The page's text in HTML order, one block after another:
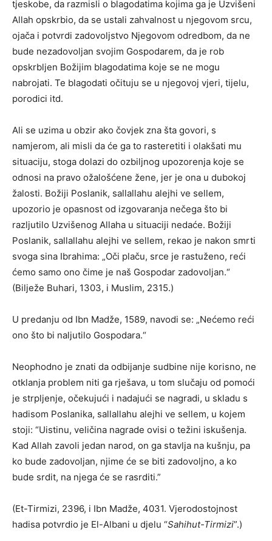
tjeskobe, da razmisli o blagodatima kojima ga je Uzvišeni
Allah opskrbio, da se ustali zahvalnost u njegovom srcu,
ojača i potvrdi zadovoljstvo Njegovom odredbom, da ne
bude nezadovoljan svojim Gospodarem, da je rob
opskrbljen Božijim blagodatima koje se ne mogu
nabrojati. Te blagodati očituju se u njegovoj vjeri, tijelu,
porodici itd.
Ali se uzima u obzir ako čovjek zna šta govori, s
namjerom, ali misli da će ga to rasteretiti i olakšati mu
situaciju, stoga dolazi do ozbiljnog upozorenja koje se
odnosi na pravo ožalošćene žene, jer je ona u dubokoj
žalosti. Božiji Poslanik, sallallahu alejhi ve sellem,
upozorio je opasnost od izgovaranja nečega što bi
razljutilo Uzvišenog Allaha u situaciji nedaće. Božiji
Poslanik, sallallahu alejhi ve sellem, rekao je nakon smrti
svoga sina Ibrahima: „Oči plaču, srce je rastuženo, reći
ćemo samo ono čime je naš Gospodar zadovoljan.“
(Bilježe Buhari, 1303, i Muslim, 2315.)
U predanju od Ibn Madže, 1589, navodi se: „Nećemo reći
ono što bi naljutilo Gospodara.“
Neophodno je znati da odbijanje sudbine nije korisno, ne
otklanja problem niti ga rješava, u tom slučaju od pomoći
je strpljenje, očekujući i nadajući se nagradi, u skladu s
hadisom Poslanika, sallallahu alejhi ve sellem, u kojem
stoji: “Uistinu, veličina nagrade ovisi o težini iskušenja.
Kad Allah zavoli jedan narod, on ga stavlja na kušnju, pa
ko bude zadovoljan, njime će se biti zadovoljno, a ko
bude srdit, na njega će se rasrditi.”
(Et-Tirmizi, 2396, i Ibn Madže, 4031. Vjerodostojnost
hadisa potvrdio je El-Albani u djelu “Sahihut-Tirmizi”.)